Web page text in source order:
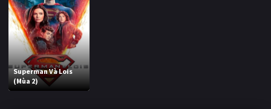
Superman Và Lois
(Mùa 2)